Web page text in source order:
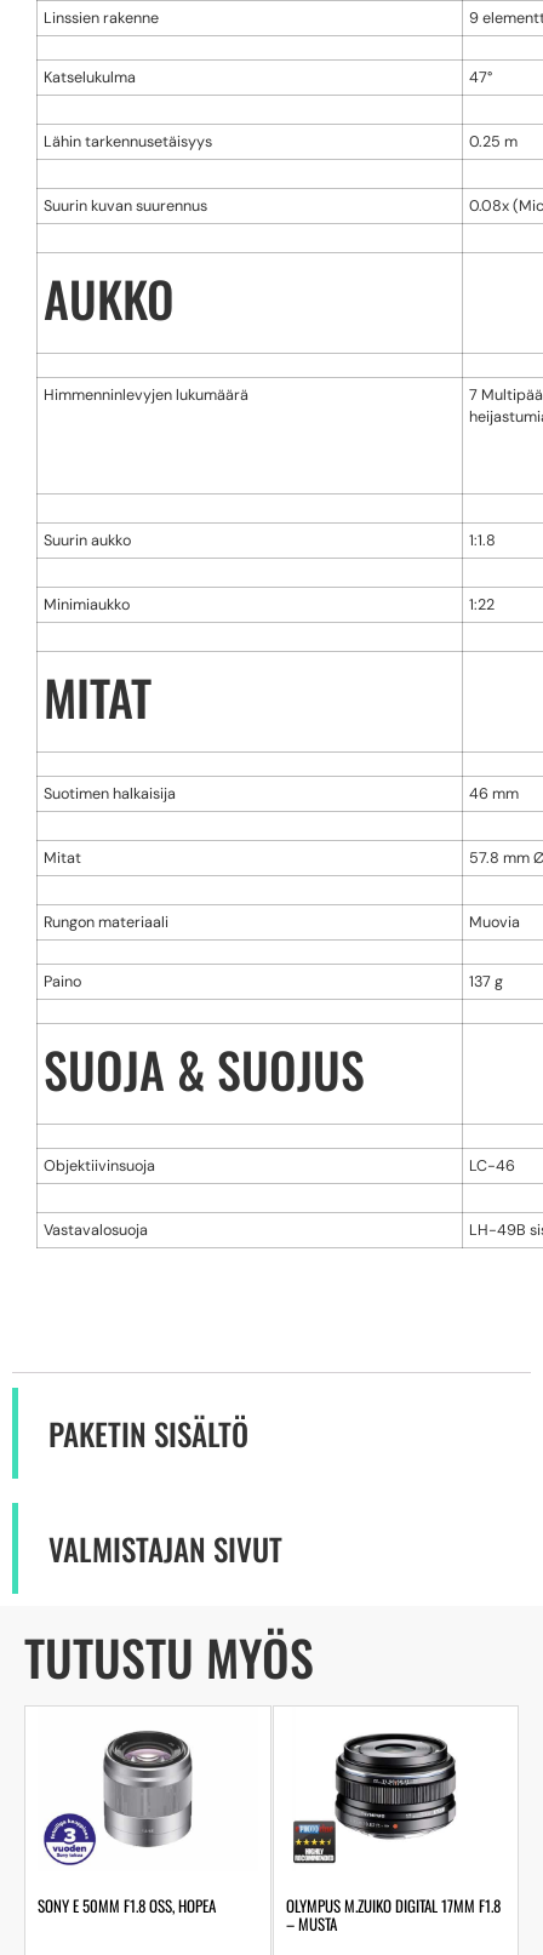
Linssien rakenne 9
Katselukulma 47°
Lähin tarkennusetäisyys 0.25 m
Suurin kuvan suurennus 0.08x
AUKKO
Himmenninlevyjen lukumäärä
7
Suurin aukko 1:1.8
Minimiaukko 1:22
MITAT
Suotimen halkaisija 46 mm
Mitat 57.8 mm
Rungon materiaali Muovia
Paino 137 g
SUOJA & SUOJUS
Objektiivinsuoja LC-46
Vastavalosuoja LH-49B
PAKETIN SISÄLTÖ
VALMISTAJAN SIVUT
TUTUSTU MYÖS
SONY E 50MM F1.8 OSS, HOPEA OLYMPUS M.ZUIKO DIGITAL 17MM F1.8
– MUSTA